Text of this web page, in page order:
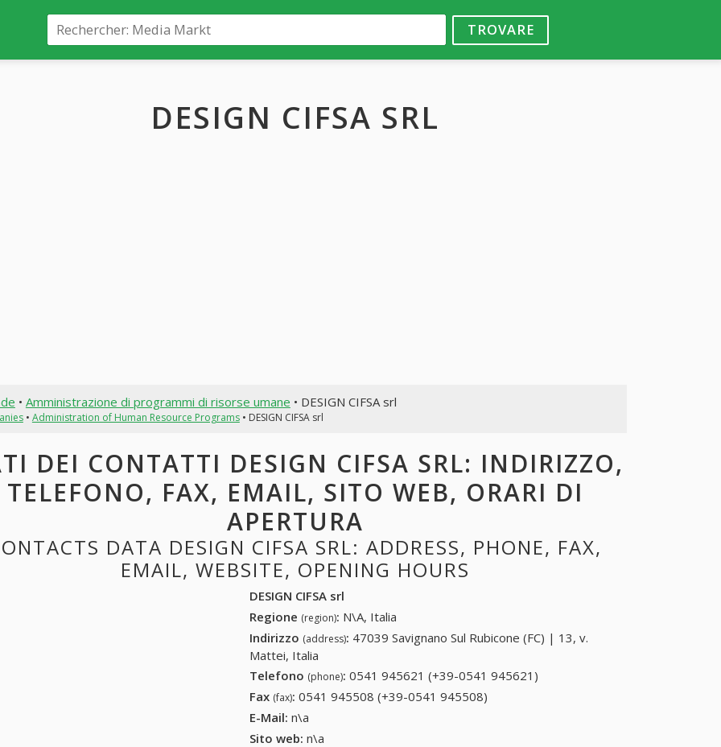
TROVARE
DESIGN CIFSA SRL
• Amministrazione di programmi di risorse umane • DESIGN CIFSA srl
• Administration of Human Resource Programs• DESIGN CIFSA srl
DEI CONTATTI DESIGN CIFSA SRL: INDIRIZZO,
TELEFONO, FAX, EMAIL, SITO WEB, ORARI DI
APERTURA
DATA DESIGN CIFSA SRL: ADDRESS, PHONE, FAX,
EMAIL, WEBSITE, OPENING HOURS
DESIGN CIFSA srl
Regione (region): N\A, Italia
Indirizzo (address): 47039 Savignano Sul Rubicone (FC) | 13, v.
Mattei, Italia
Telefono (phone): 0541 945621 (+39-0541 945621)
Fax (fax): 0541 945508 (+39-0541 945508)
E-Mail: n\a
Sito web: n\a